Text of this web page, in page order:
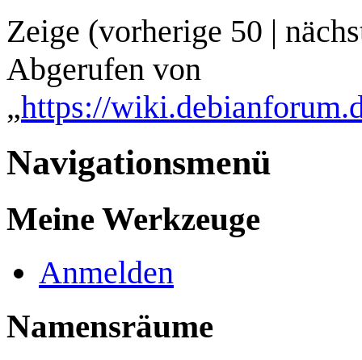
Zeige (vorherige 50 |
Abgerufen von
„https://
Navigationsmenü
Meine Werkzeuge
Anmelden
Namensräume